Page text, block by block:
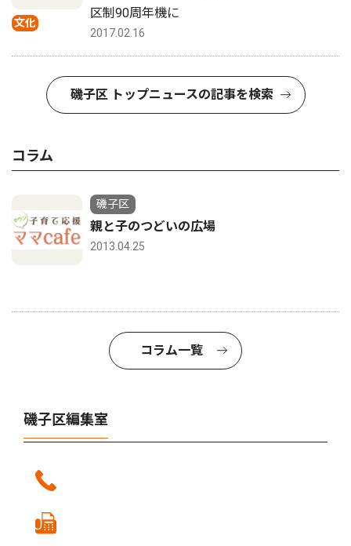
文化
区制90周年機に
2017.02.16
磯子区 トップニュースの記事を検索
コラム
磯子区
親と子のつどいの広場
2013.04.25
コラム一覧
磯子区編集室